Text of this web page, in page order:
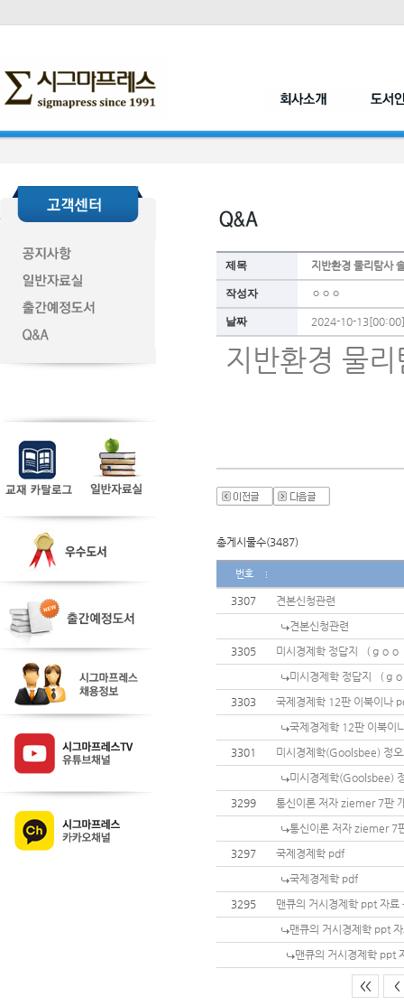
제목 지반환경 물리탐사
작성자 ㅇㅇㅇ
날짜 2024-10-13[00:00]
지반환경 물
총게시물수(3487)
번호
3307
견본신청관련
견본신청관련
3305
미시경제학 정답지 （ｇｏｏ
미시경제학 정답지 （ｇ
3303
국제경제학 12판 이북이나
국제경제학 12판 이북이
3301
미시경제학(Goolsbee) 정
미시경제학(Goolsbee)
3299
통신이론 저자 ziemer 7판
통신이론 저자 ziemer 7
3297
국제경제학 pdf
국제경제학 pdf
3295
맨큐의 거시경제학 ppt 자료
맨큐의 거시경제학 ppt
맨큐의 거시경제학 ppt
<< <